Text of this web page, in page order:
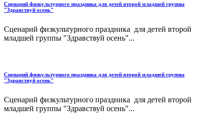
Сценарий физкультурного праздника для детей второй младшей группы
"Здравствуй осень"
Сценарий физкультурного праздника для детей второй
младшей группы "Здравствуй осень"...
Сценарий физкультурного праздника для детей второй младшей группы
"Здравствуй осень"
Сценарий физкультурного праздника для детей второй
младшей группы "Здравствуй осень"...